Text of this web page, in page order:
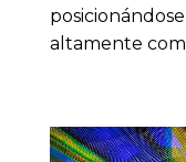
altamente